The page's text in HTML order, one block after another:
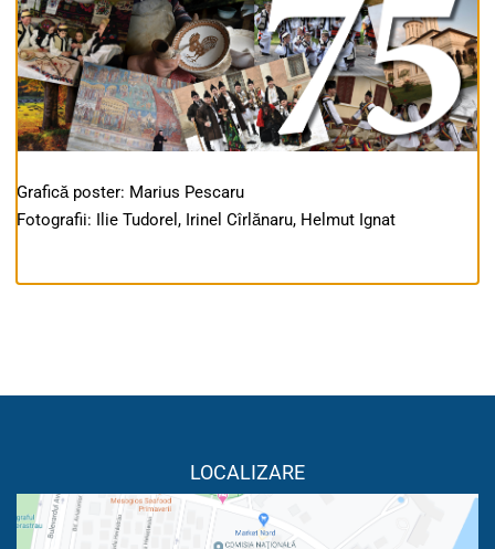
Grafică poster: Marius Pescaru
Fotografii: Ilie Tudorel, Irinel Cîrlănaru, Helmut Ignat
LOCALIZARE